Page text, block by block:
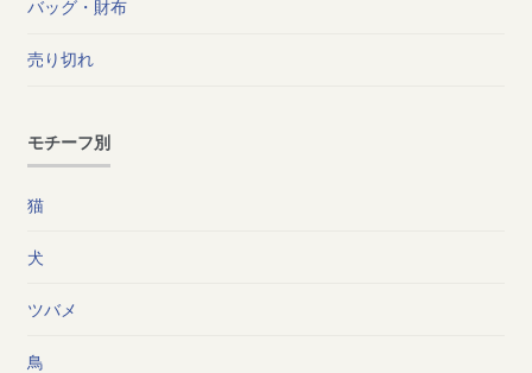
バッグ・財布
売り切れ
モチーフ別
猫
犬
ツバメ
鳥